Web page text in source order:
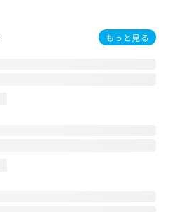
もっと見る